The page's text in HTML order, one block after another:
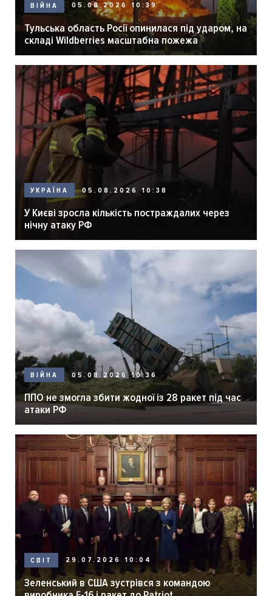
ВІЙНА 05.08.2026 10:39
Тульська область Росії опинилася під ударом, на
складі Wildberries масштабна пожежа
УКРАЇНА 05.08.2026 10:38
У Києві зросла кількість постраждалих через
нічну атаку РФ
ВІЙНА 05.08.2026 10:36
ППО не змогла збити жодної із 28 ракет під час
атаки РФ
СВІТ 29.07.2026 10:04
Зеленський в США зустрівся з командою